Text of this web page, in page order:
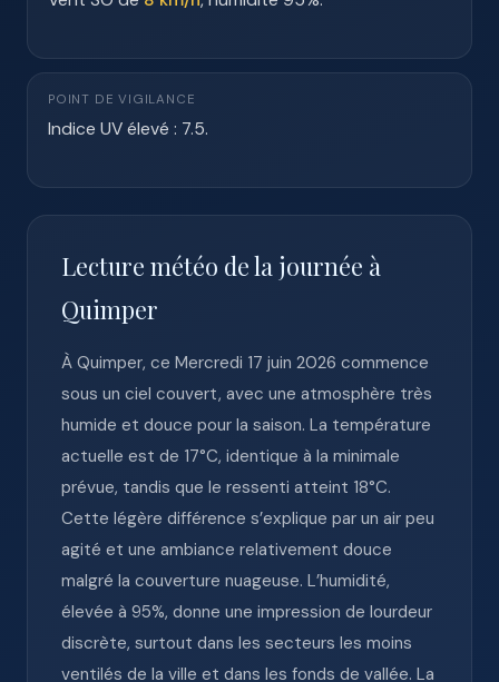
POINT DE VIGILANCE
Indice UV élevé : 7.5.
Lecture météo de la journée à
Quimper
À Quimper, ce Mercredi 17 juin 2026 commence
sous un ciel couvert, avec une atmosphère très
humide et douce pour la saison. La température
actuelle est de 17°C, identique à la minimale
prévue, tandis que le ressenti atteint 18°C.
Cette légère différence s’explique par un air peu
agité et une ambiance relativement douce
malgré la couverture nuageuse. L’humidité,
élevée à 95%, donne une impression de lourdeur
discrète, surtout dans les secteurs les moins
ventilés de la ville et dans les fonds de vallée. La